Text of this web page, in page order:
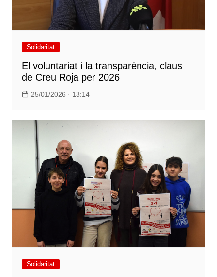
Solidaritat
El voluntariat i la transparència, claus
de Creu Roja per 2026
25/01/2026 · 13:14
Solidaritat